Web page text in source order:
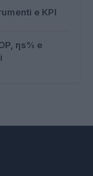
e KPI
ηs% e